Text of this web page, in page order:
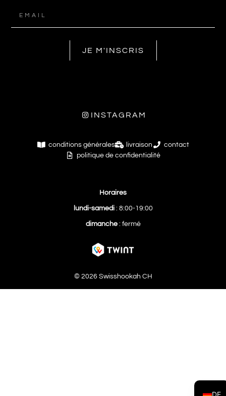
JE M'INSCRIS
INSTAGRAM
conditions générales livraison
contact
politique de confidentialité
Horaires
lundi-samedi: 8:00-19:00
dimanche: fermé
© 2026 Swisshookah CH
DE